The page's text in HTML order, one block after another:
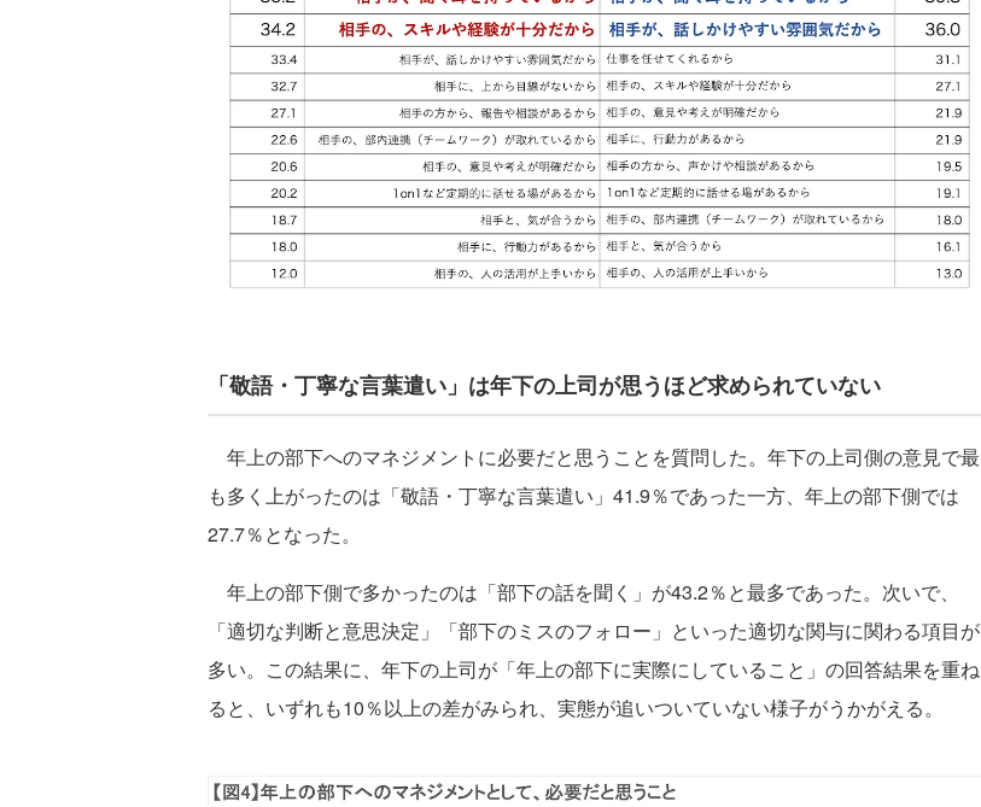
「敬語・丁寧な言葉遣い」は年下の上司が思うほど求められていない
年上の部下へのマネジメントに必要だと思うことを質問した。年下の上司側の意見で最
も多く上がったのは「敬語・丁寧な言葉遣い」41.9％であった一方、年上の部下側では
27.7％となった。
年上の部下側で多かったのは「部下の話を聞く」が43.2％と最多であった。次いで、
「適切な判断と意思決定」「部下のミスのフォロー」といった適切な関与に関わる項目が
多い。この結果に、年下の上司が「年上の部下に実際にしていること」の回答結果を重ね
ると、いずれも10％以上の差がみられ、実態が追いついていない様子がうかがえる。